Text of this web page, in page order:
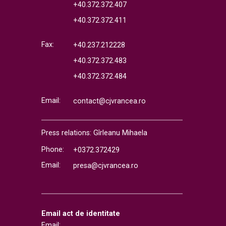
+40.372.372.407
+40.372.372.411
Fax:
+40.237.212228
+40.372.372.483
+40.372.372.484
Email: contact@cjvrancea.ro
Press relations: Gîrleanu Mihaela
Phone:
+0372.372429
Email:
presa@cjvrancea.ro
Email act de identitate